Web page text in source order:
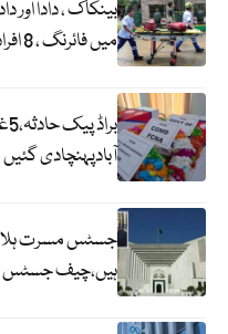
بینکاک ، دادا
میں فائرنگ ، 8 افراد ہلاک ، 14 زخمی
آبادپہنچادی گئیں
جسٹس مسرت
ہیں،چیف جسٹس